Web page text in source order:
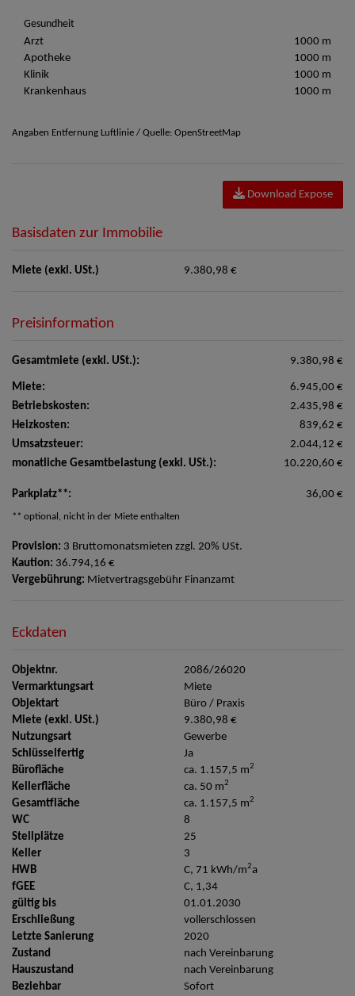
Gesundheit
Arzt
1000 m
Apotheke
1000 m
Klinik
1000 m
Krankenhaus
1000 m
Angaben Entfernung Luftlinie / Quelle: OpenStreetMap
Download Expose
Basisdaten zur Immobilie
Miete (exkl. USt.) 9.380,98 €
Preisinformation
Gesamtmiete (exkl. USt.): 9.380,98 €
Miete:
6.945,00 €
Betriebskosten:
2.435,98 €
Heizkosten:
839,62 €
Umsatzsteuer:
2.044,12 €
monatliche Gesamtbelastung (exkl. USt.):
10.220,60 €
Parkplatz**: 36,00 €
** optional, nicht in der Miete enthalten
Provision: 3 Bruttomonatsmieten zzgl. 20% USt.
Kaution: 36.794,16 €
Vergebührung: Mietvertragsgebühr Finanzamt
Eckdaten
Objektnr.
2086/26020
Vermarktungsart
Miete
Objektart
Büro / Praxis
Miete (exkl. USt.)
9.380,98 €
Nutzungsart
Gewerbe
Schlüsselfertig
Ja
Bürofläche
ca. 1.157,5 m2
Kellerfläche ca. 50 m2
Gesamtfläche ca. 1.157,5 m2
WC
8
Stellplätze
25
Keller
3
HWB
C, 71 kWh/m2a
fGEE
C, 1,34
gültig bis
01.01.2030
Erschließung
vollerschlossen
Letzte Sanierung
2020
Zustand
nach Vereinbarung
Hauszustand
nach Vereinbarung
Beziehbar
Sofort